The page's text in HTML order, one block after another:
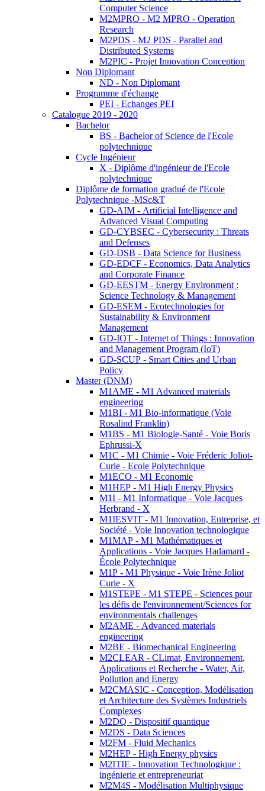
Computer Science
M2MPRO - M2 MPRO - Operation
Research
M2PDS - M2 PDS - Parallel and
Distributed Systems
M2PIC - Projet Innovation Conception
Non Diplomant
ND - Non Diplomant
Programme d'échange
PEI - Echanges PEI
Catalogue 2019 - 2020
Bachelor
BS - Bachelor of Science de l'Ecole
polytechnique
Cycle Ingénieur
X - Diplôme d'ingénieur de l'Ecole
polytechnique
Diplôme de formation gradué de l'Ecole
Polytechnique -MSc&T
GD-AIM - Artificial Intelligence and
Advanced Visual Computing
GD-CYBSEC - Cybersecurity : Threats
and Defenses
GD-DSB - Data Science for Business
GD-EDCF - Economics, Data Analytics
and Corporate Finance
GD-EESTM - Energy Environment :
Science Technology & Management
GD-ESEM - Ecotechnologies for
Sustainability & Environment
Management
GD-IOT - Internet of Things : Innovation
and Management Program (IoT)
GD-SCUP - Smart Cities and Urban
Policy
Master (DNM)
M1AME - M1 Advanced materials
engineering
M1BI - M1 Bio-informatique (Voie
Rosalind Franklin)
M1BS - M1 Biologie-Santé - Voie Boris
Ephrussi-X
M1C - M1 Chimie - Voie Fréderic Joliot-
Curie - Ecole Polytechnique
M1ECO - M1 Economie
M1HEP - M1 High Energy Physics
M1I - M1 Informatique - Voie Jacques
Herbrand - X
M1IESVIT - M1 Innovation, Entreprise, et
Société - Voie Innovation technologique
M1MAP - M1 Mathématiques et
Applications - Voie Jacques Hadamard -
École Polytechnique
M1P - M1 Physique - Voie Irène Joliot
Curie - X
M1STEPE - M1 STEPE - Sciences pour
les défis de l'environnement/Sciences for
environmentals challenges
M2AME - Advanced materials
engineering
M2BE - Biomechanical Engineering
M2CLEAR - CLimat, Environnement,
Applications et Recherche - Water, Air,
Pollution and Energy
M2CMASIC - Conception, Modélisation
et Architecture des Systèmes Industriels
Complexes
M2DQ - Dispositif quantique
M2DS - Data Sciences
M2FM - Fluid Mechanics
M2HEP - High Energy physics
M2ITIE - Innovation Technologique :
ingénierie et entrepreneuriat
M2M4S - Modélisation Multiphysique